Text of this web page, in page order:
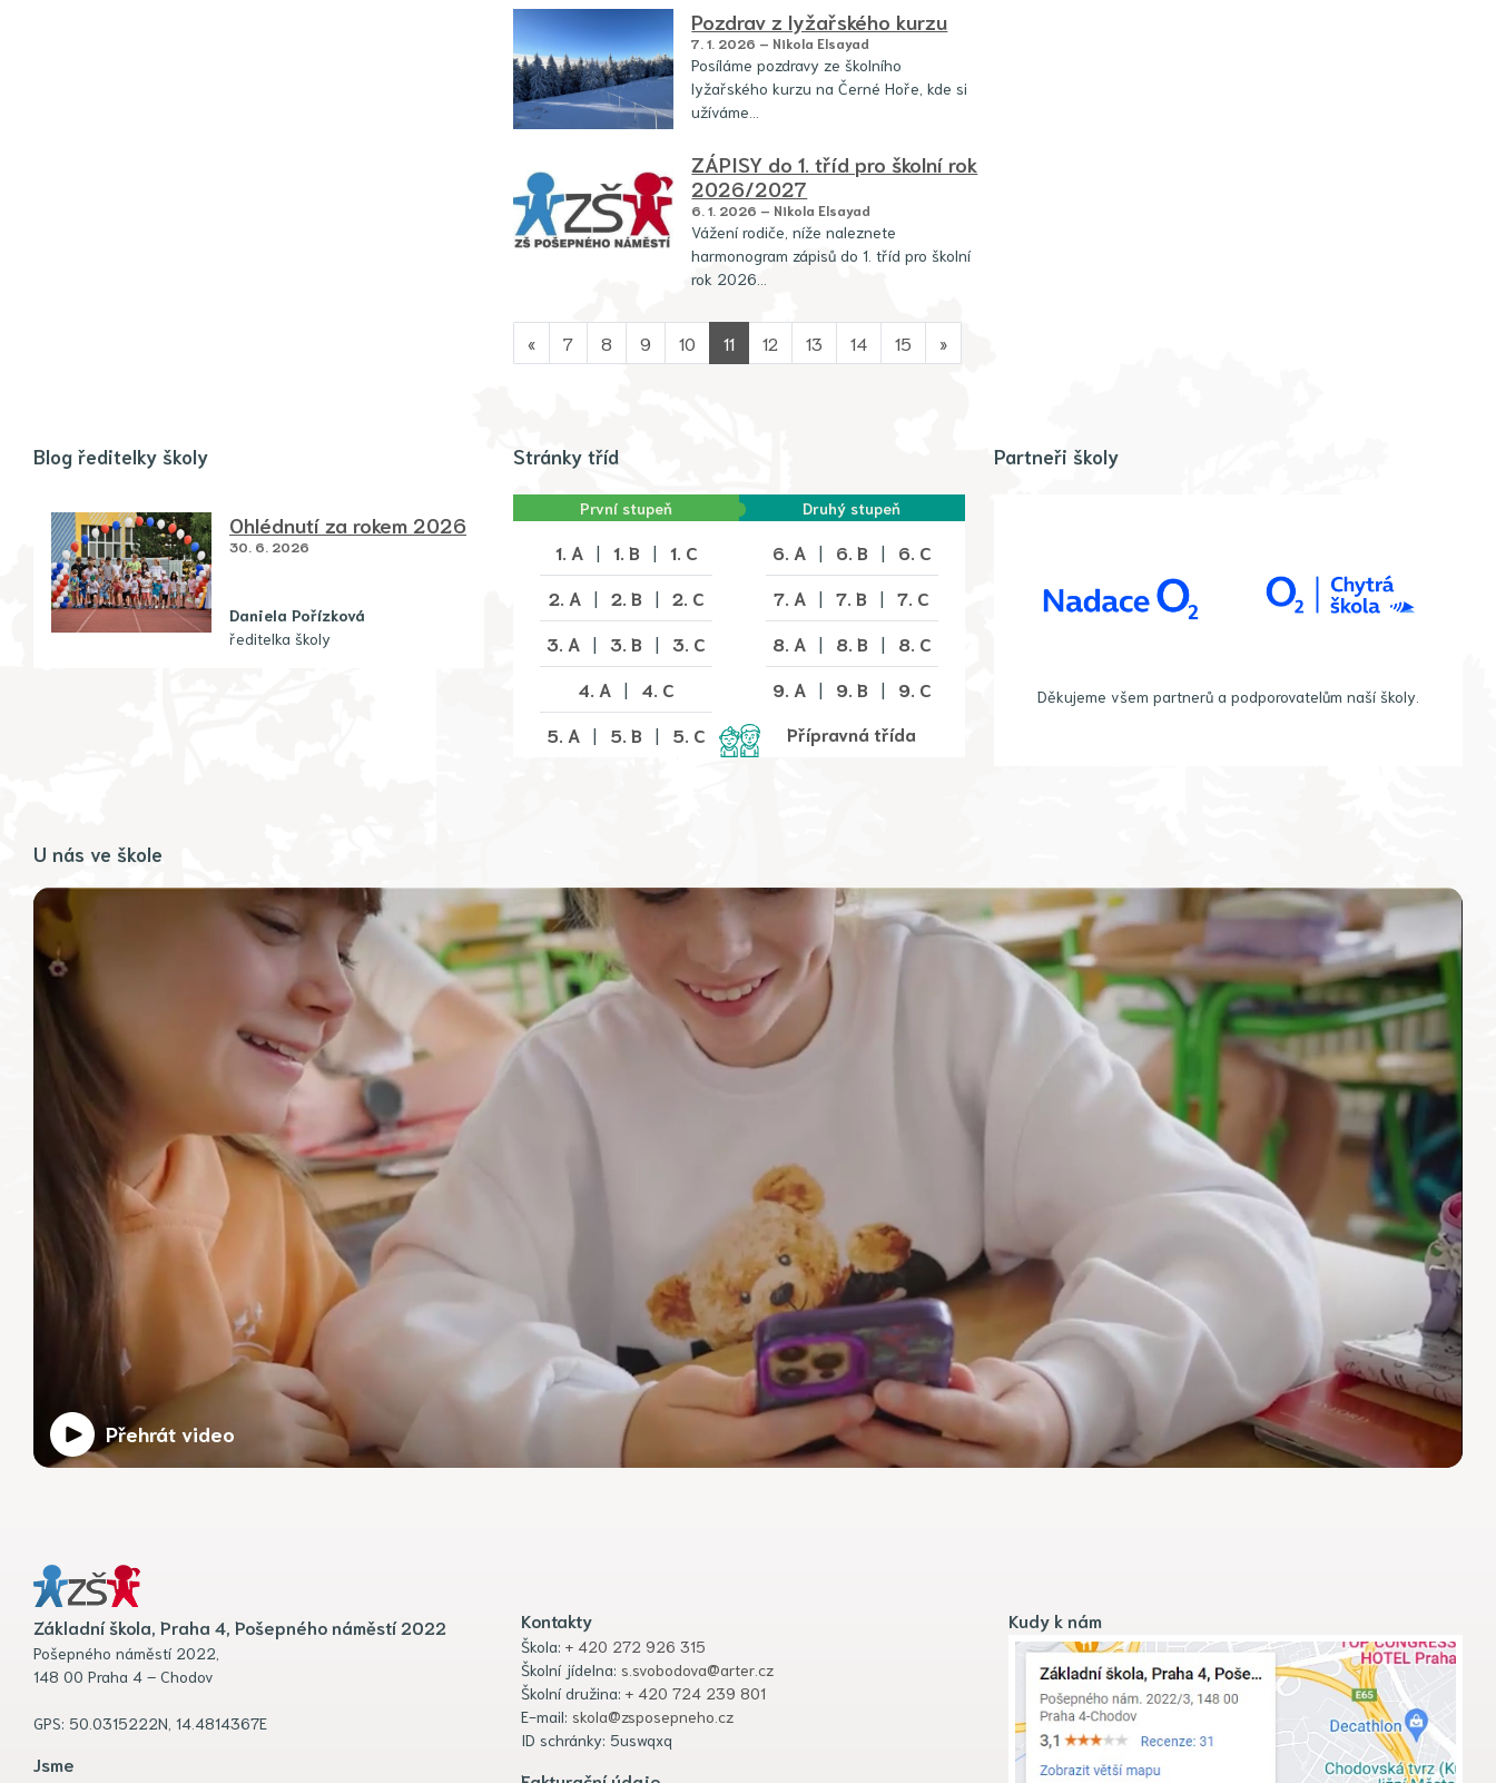
Pozdrav z lyžařského kurzu
7. 1. 2026 – Nikola Elsayad
Posíláme pozdravy ze školního
lyžařského kurzu na Černé Hoře, kde si
užíváme…
ZÁPISY do 1. tříd pro školní rok
2026/2027
6. 1. 2026 – Nikola Elsayad
Vážení rodiče, níže naleznete
harmonogram zápisů do 1. tříd pro školní
rok 2026…
« 7 8 9 10 11 12 13 14 15 »
Blog ředitelky školy
Ohlédnutí za rokem 2026
30. 6. 2026
Daniela Pořízková
ředitelka školy
Stránky tříd
První stupeň Druhý stupeň
1. A | 1. B |
1. C
2. A | 2. B |
2. C
3. A | 3. B |
3. C
4. A |
4. C
5. A | 5. B | 5. C
6. A | 6. B |
6. C
7. A | 7. B |
7. C
8. A | 8. B |
8. C
9. A | 9. B |
9. C
Přípravná třída
Partneři školy
Děkujeme všem partnerů a podporovatelům naší školy.
U nás ve škole
Přehrát video
Základní škola, Praha 4, Pošepného náměstí 2022
Pošepného náměstí 2022,
148 00 Praha 4 – Chodov
GPS: 50.0315222N, 14.4814367E
Jsme
Kontakty
Škola: + 420 272 926 315
Školní jídelna: s.svobodova@arter.cz
Školní družina: + 420 724 239 801
E-mail: skola@zsposepneho.cz
ID schránky: 5uswqxq
Kudy k nám